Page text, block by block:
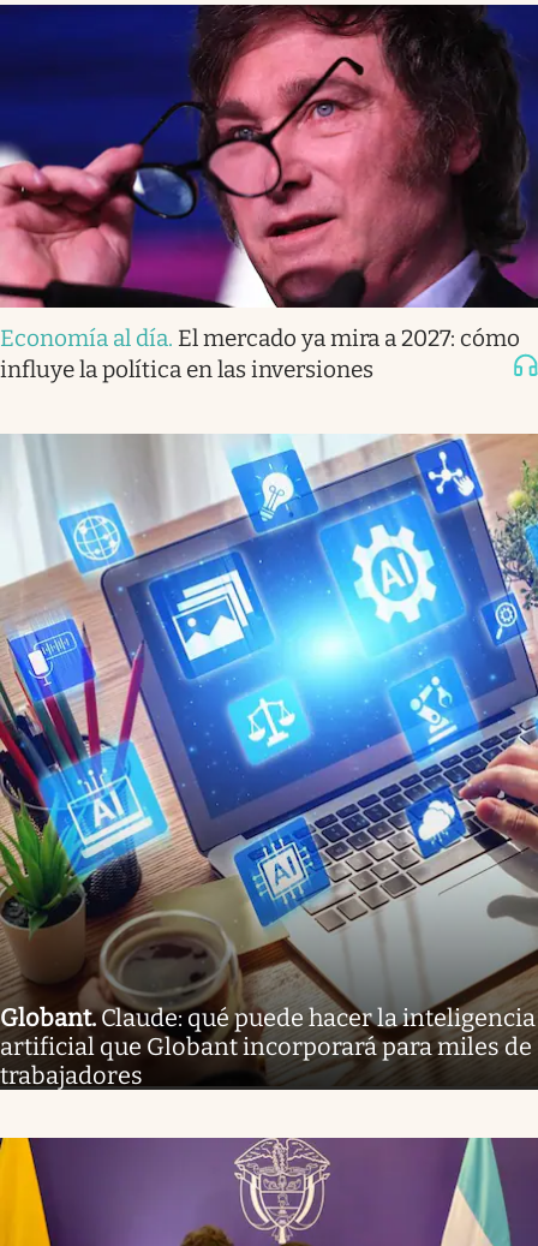
Economía al día. El mercado ya mira a 2027: cómo
influye la política en las inversiones
Globant.Claude: qué puede hacer la inteligencia
artificial que Globant incorporará para miles de
trabajadores